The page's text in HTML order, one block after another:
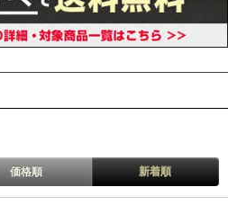
価格順 新着順